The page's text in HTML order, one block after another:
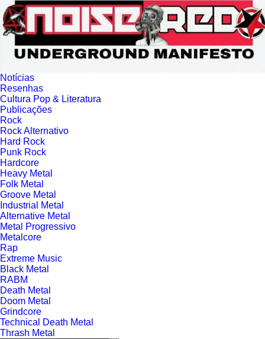
Ir para o conteúdo
Notícias
Resenhas
Cultura Pop & Literatura
Publicações
Rock
Rock Alternativo
Hard Rock
Punk Rock
Hardcore
Heavy Metal
Folk Metal
Groove Metal
Industrial Metal
Alternative Metal
Metal Progressivo
Metalcore
Rap
Extreme Music
Black Metal
RABM
Death Metal
Doom Metal
Grindcore
Technical Death Metal
Thrash Metal